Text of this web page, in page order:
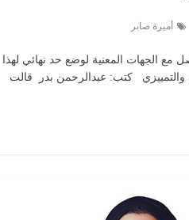
أميرة صابر
مع الجهات المعنية لوضع حد نهائي لهذا
والتمييزي كتب: عبدالرحمن بدر قالت